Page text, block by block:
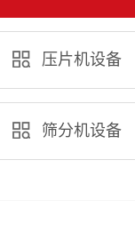
压片机设备
筛分机设备